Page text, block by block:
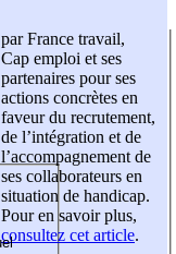
par France travail,
Cap emploi et ses
partenaires pour ses
actions concrètes en
faveur du recrutement,
de l’intégration et de
l’accompagnement de
ses collaborateurs en
situation de handicap.
Pour en savoir plus,
consultez cet article.